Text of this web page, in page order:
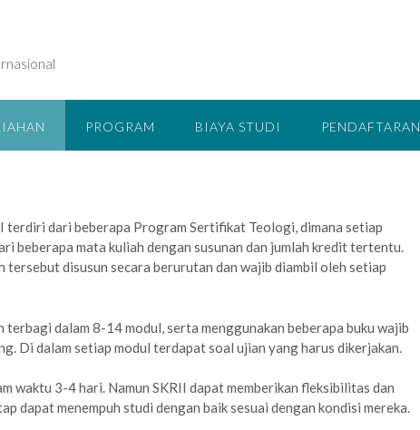
PROGRAM BIAYA STUDI PENDAFTARAN
terdiri dari beberapa Program Sertifikat Teologi, dimana setiap
beberapa mata kuliah dengan susunan dan jumlah kredit tertentu.
tersebut disusun secara berurutan dan wajib diambil oleh setiap
terbagi dalam 8-14 modul, serta menggunakan beberapa buku wajib
Di dalam setiap modul terdapat soal ujian yang harus dikerjakan.
waktu 3-4 hari. Namun SKRII dapat memberikan fleksibilitas dan
menempuh studi dengan baik sesuai dengan kondisi mereka.